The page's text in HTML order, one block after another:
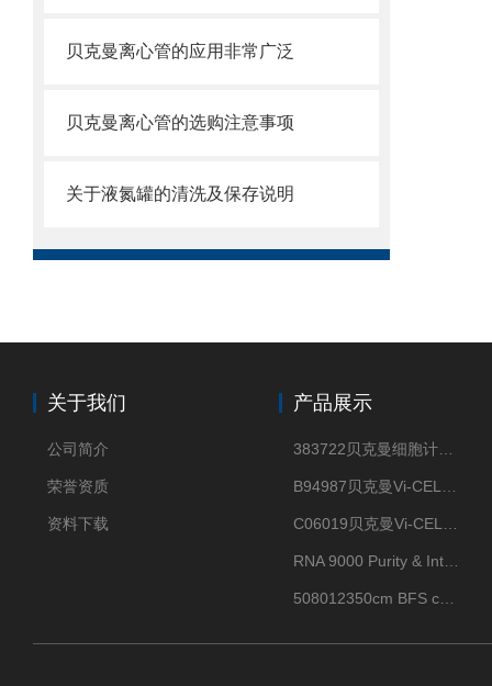
贝克曼离心管的应用非常广泛
贝克曼离心管的选购注意事项
关于液氮罐的清洗及保存说明
关于我们
公司简介
荣誉资质
资料下载
产品展示